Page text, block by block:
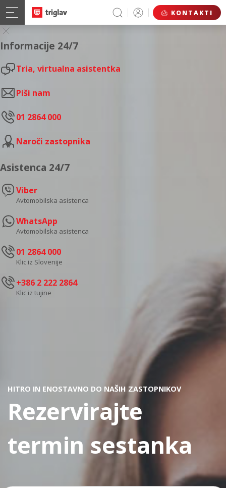
KONTAKTI
Informacije 24/7
Tria, virtualna asistentka
Piši nam
01 2864 000
Naroči zastopnika
Asistenca 24/7
Viber
Avtomobilska asistenca
WhatsApp
Avtomobilska asistenca
01 2864 000
Klic iz Slovenije
+386 2 222 2864
Klic iz tujine
HITRO IN ENOSTAVNO DO NAŠIH ZASTOPNIKOV
Rezervirajte
termin sestanka